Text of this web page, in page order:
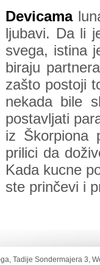
Devicama
ljubavi. Da li
svega, istina
biraju
zašto postoji
nekada bile
postavljati
iz Škorpiona
prilici da
Kada kucne
ste prinčevi i
Tadije Sondermajera 3,